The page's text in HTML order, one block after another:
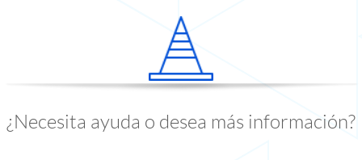
¿Necesita ayuda o desea más información?